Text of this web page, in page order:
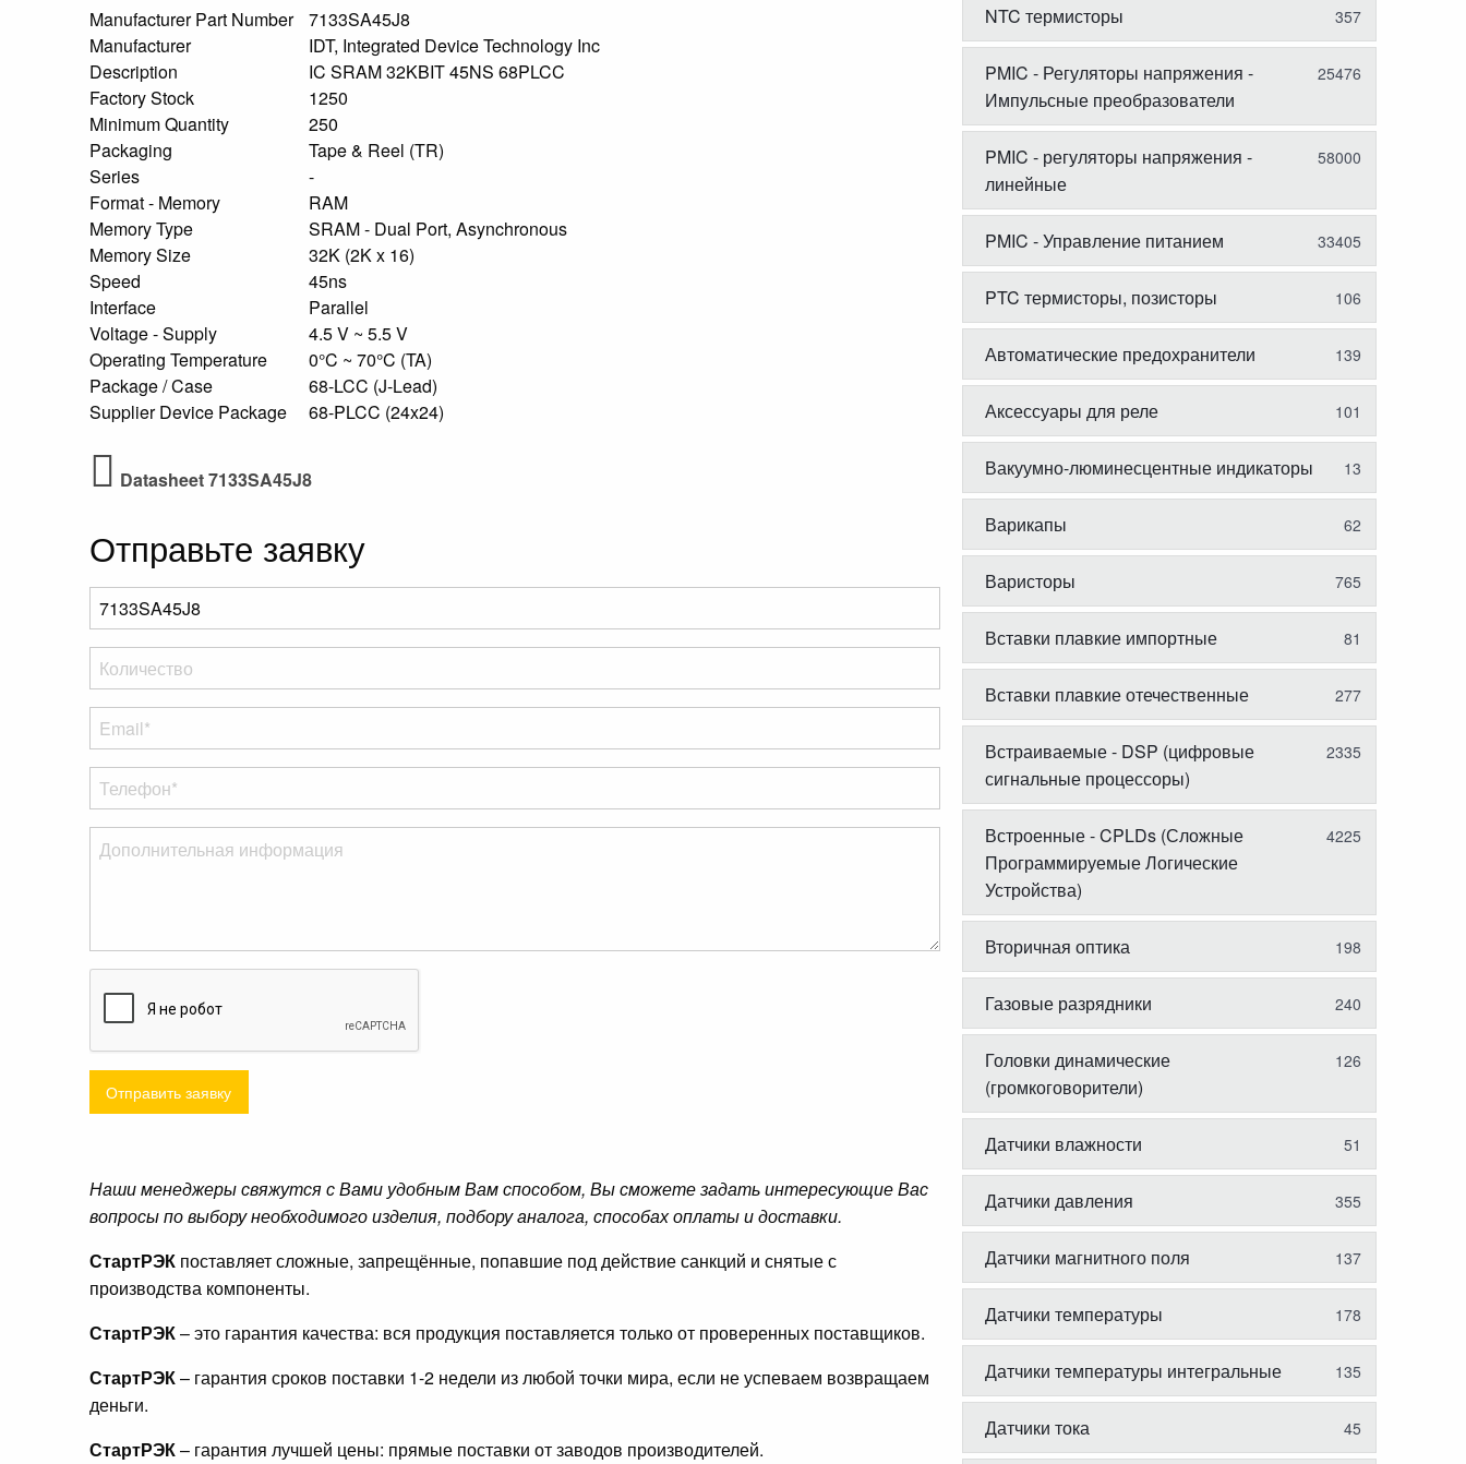
Manufacturer Part Number 7133SA45J8
Manufacturer
IDT, Integrated Device Technology Inc
Description
IC SRAM 32KBIT 45NS 68PLCC
Factory Stock
1250
Minimum Quantity
250
Packaging
Tape & Reel (TR)
Series
-
Format - Memory
RAM
Memory Type
SRAM - Dual Port, Asynchronous
Memory Size
32K (2K x 16)
Speed
45ns
Interface
Parallel
Voltage - Supply
4.5 V ~ 5.5 V
Operating Temperature
0°C ~ 70°C (TA)
Package / Case
68-LCC (J-Lead)
Supplier Device Package
68-PLCC (24x24)
Datasheet 7133SA45J8
Отправьте заявку
Отправить заявку
Наши менеджеры свяжутся с Вами удобным Вам способом, Вы сможете задать интересующие Вас
вопросы по выбору необходимого изделия, подбору аналога, способах оплаты и доставки.
СтартРЭК поставляет сложные, запрещённые, попавшие под действие санкций и снятые с
производства компоненты.
СтартРЭК– это гарантия качества: вся продукция поставляется только от проверенных поставщиков.
СтартРЭК– гарантия сроков поставки 1-2 недели из любой точки мира, если не успеваем возвращаем
деньги.
СтартРЭК– гарантия лучшей цены: прямые поставки от заводов производителей.
NTC термисторы 357
PMIC - Регуляторы напряжения -
Импульсные преобразователи
25476
PMIC - регуляторы напряжения -
линейные
58000
PMIC - Управление питанием 33405
PTC термисторы, позисторы 106
Автоматические предохранители 139
Аксессуары для реле 101
Вакуумно-люминесцентные индикаторы 13
Варикапы 62
Варисторы 765
Вставки плавкие импортные 81
Вставки плавкие отечественные 277
Встраиваемые - DSP (цифровые
сигнальные процессоры)
2335
Встроенные - CPLDs (Сложные
Программируемые Логические
Устройства)
4225
Вторичная оптика 198
Газовые разрядники 240
Головки динамические
(громкоговорители)
126
Датчики влажности 51
Датчики давления 355
Датчики магнитного поля 137
Датчики температуры 178
Датчики температуры интегральные 135
Датчики тока 45